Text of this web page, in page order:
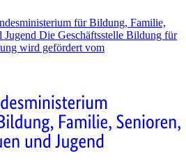
für Bildung, Familie,
Jugend Die Geschäftsstelle Bildung für
wird gefördert vom